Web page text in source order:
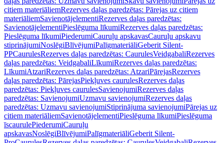
citiem materiāliemRezerves daļas paredzētas: Pārejas uz citiem
materiāliemSavienotājelementiRezerves daļas paredzētas:
SavienotājelementiPieslēguma līkumiRezerves daļas paredzētas:
Pieslēguma līkumiPiederumiCauruļu apskavasCauruļu apskavu
stiprinājumiNoslēgiBlīvējumiPalīgmateriāliGeberit Silent-
PPCaurulesRezerves daļas paredzētas: CaurulesVeidgabaliRezerves
daļas paredzētas: VeidgabaliLīkumiRezerves daļas paredzētas:
LīkumiAtzariRezerves daļas paredzētas: AtzariPārejasRezerves
daļas paredzētas: PārejasPiekļuves caurulesRezerves daļas
paredzētas: Piekļuves caurulesSavienojumiRezerves daļas
paredzētas: SavienojumiUzmavu savienojumiRezerves daļas
paredzētas: Uzmavu savienojumiStiprinājuma savienojumiPārejas uz
citiem materiāliemSavienotājelementiPieslēguma līkumiPieslēguma
īscaurulePiederumiCauruļu
apskavasNoslēgiBlīvējumiPalīgmateriāliGeberit Silent-